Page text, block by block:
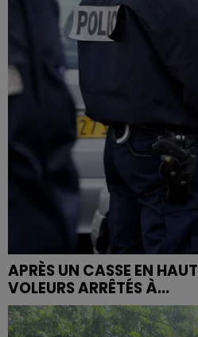
APRÈS UN CASSE EN
VOLEURS ARRÊTÉS À...